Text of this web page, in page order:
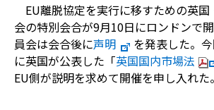
EU離脱協定を実行に移すための英国
会の特別会合が9月10日にロンドンで
員会は会合後に声明
を発表した。
に英国が公表した「英国国内市場法
EU側が説明を求めて開催を申し入れた。